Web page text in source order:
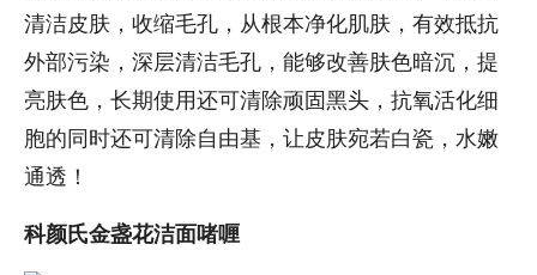
清洁皮肤，收缩毛孔，从根本净化肌肤，有效抵抗
外部污染，深层清洁毛孔，能够改善肤色暗沉，提
亮肤色，长期使用还可清除顽固黑头，抗氧活化细
胞的同时还可清除自由基，让皮肤宛若白瓷，水嫩
通透！
科颜氏金盏花洁面啫喱